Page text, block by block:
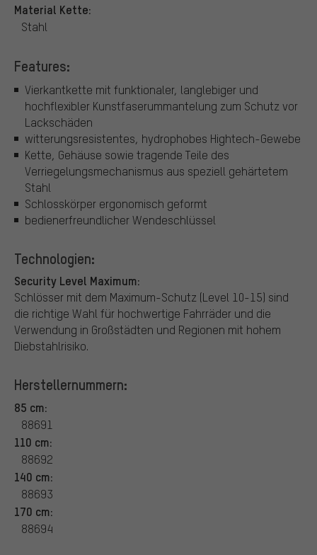
Material Kette:
Stahl
Features:
Vierkantkette mit funktionaler, langlebiger und
hochflexibler Kunstfaserummantelung zum Schutz vor
Lackschäden
witterungsresistentes, hydrophobes Hightech-Gewebe
Kette, Gehäuse sowie tragende Teile des
Verriegelungsmechanismus aus speziell gehärtetem
Stahl
Schlosskörper ergonomisch geformt
bedienerfreundlicher Wendeschlüssel
Technologien:
Security Level Maximum:
Schlösser mit dem Maximum-Schutz (Level 10-15) sind
die richtige Wahl für hochwertige Fahrräder und die
Verwendung in Großstädten und Regionen mit hohem
Diebstahlrisiko.
Herstellernummern:
85 cm:
88691
110 cm:
88692
140 cm:
88693
170 cm:
88694